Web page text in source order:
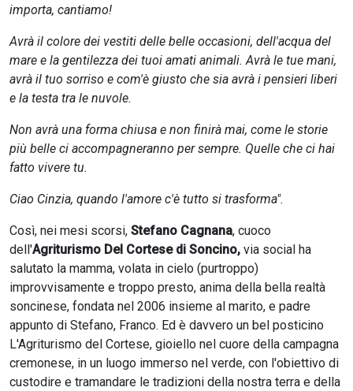
importa, cantiamo!
Avrà il colore dei vestiti delle belle occasioni, dell'acqua del
mare e la gentilezza dei tuoi amati animali. Avrà le tue mani,
avrà il tuo sorriso e com'è giusto che sia avrà i pensieri liberi
e la testa tra le nuvole.
Non avrà una forma chiusa e non finirà mai, come le storie
più belle ci accompagneranno per sempre. Quelle che ci hai
fatto vivere tu.
Ciao Cinzia, quando l'amore c'è tutto si trasforma".
Così, nei mesi scorsi, Stefano Cagnana, cuoco
dell'Agriturismo Del Cortese di Soncino, via social ha
salutato la mamma, volata in cielo (purtroppo)
improvvisamente e troppo presto, anima della bella realtà
soncinese, fondata nel 2006 insieme al marito, e padre
appunto di Stefano, Franco. Ed è davvero un bel posticino
L'Agriturismo del Cortese, gioiello nel cuore della campagna
cremonese, in un luogo immerso nel verde, con l'obiettivo di
custodire e tramandare le tradizioni della nostra terra e della